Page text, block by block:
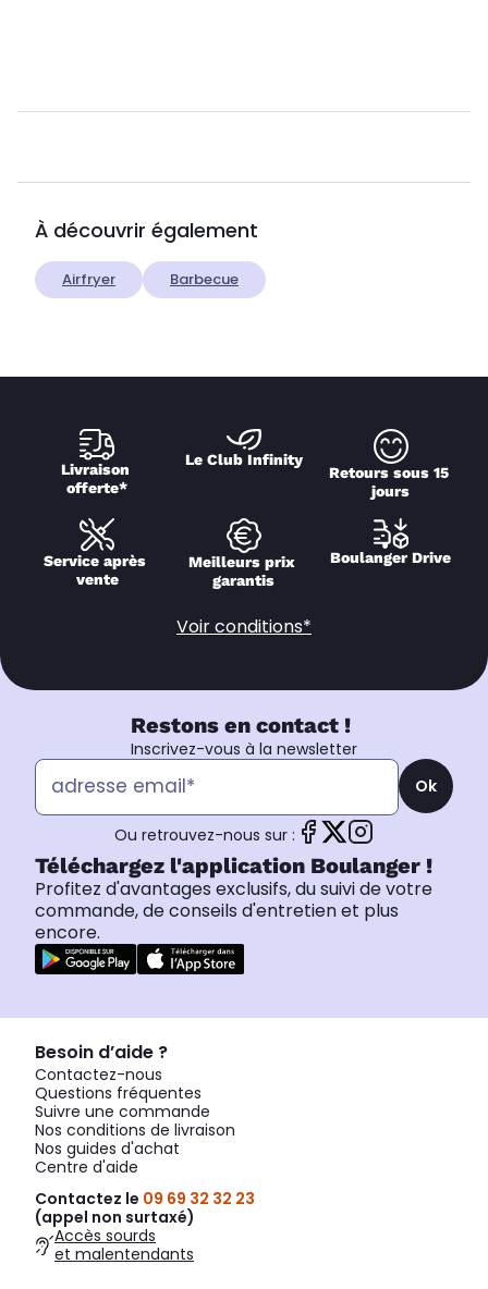
À découvrir également
Airfryer Barbecue
Livraison
offerte*
Le Club Infinity
Retours sous 15
jours
Service après
vente
Meilleurs prix
garantis
Boulanger Drive
Voir conditions*
Restons en contact !
Inscrivez-vous à la newsletter
Ok
Ou retrouvez-nous sur :
Téléchargez l'application Boulanger !
Profitez d'avantages exclusifs, du suivi de votre
commande, de conseils d'entretien et plus
encore.
Besoin d’aide ?
Contactez-nous
Questions fréquentes
Suivre une commande
Nos conditions de livraison
Nos guides d'achat
Centre d'aide
Contactez le 09 69 32 32 23
(appel non surtaxé)
Accès sourds
et malentendants